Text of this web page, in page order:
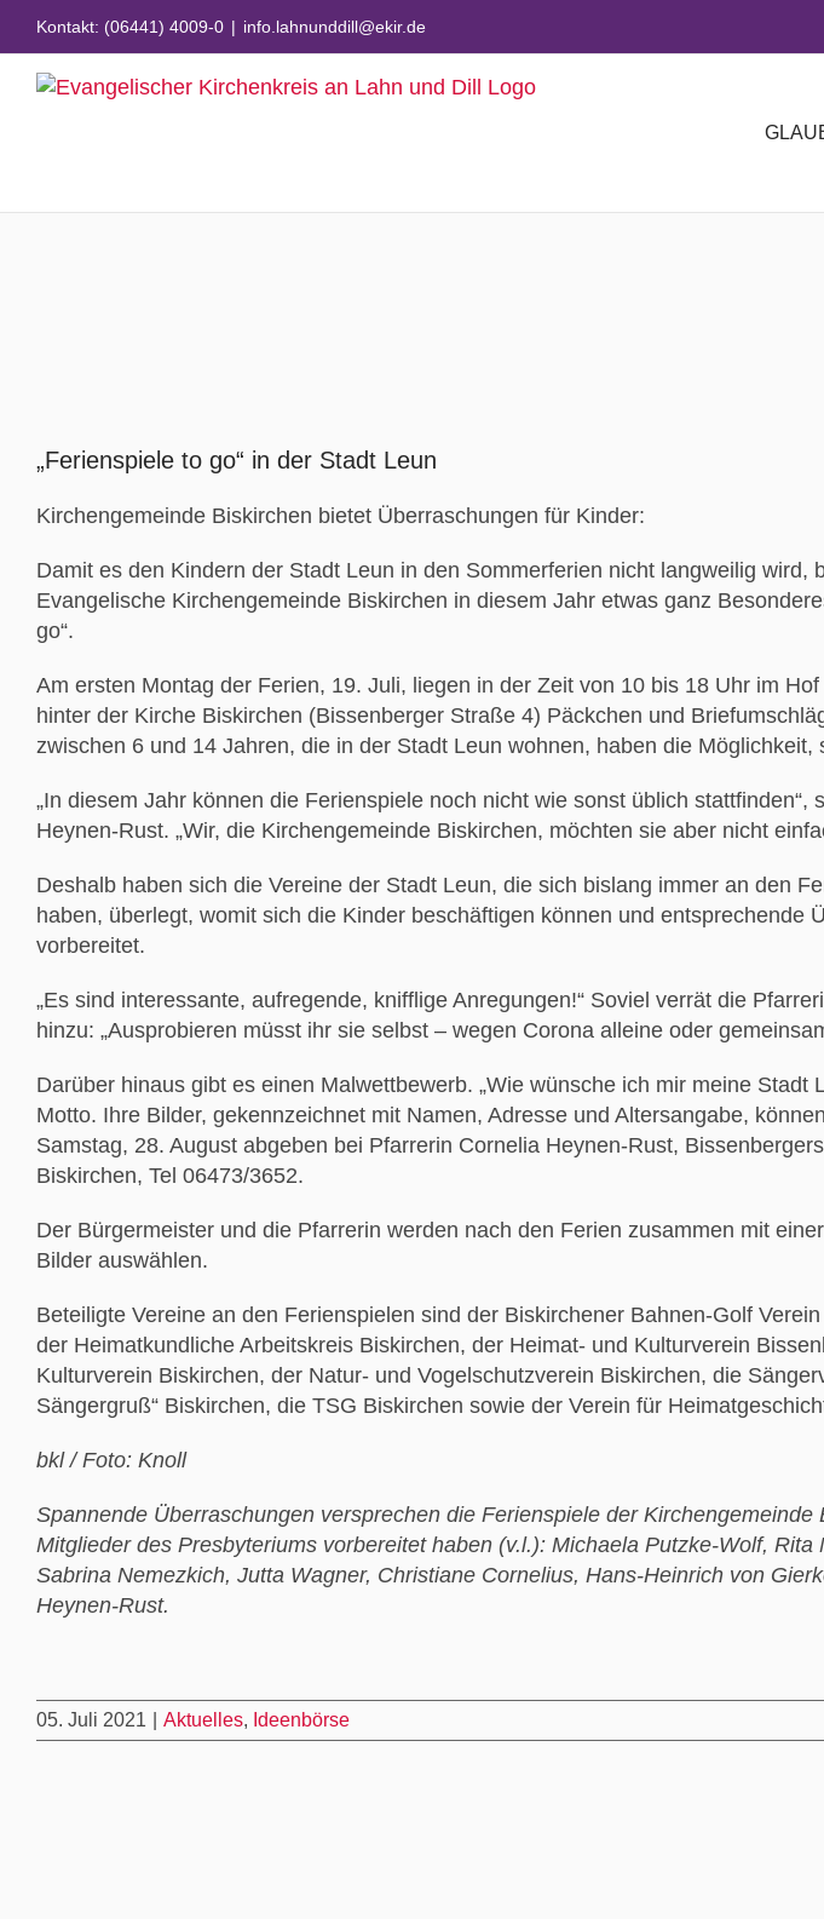
springen
Kontakt: (06441) 4009-0 | info.lahnunddill@ekir.de
grösseres
„Ferienspiele to go“ in der Stadt Leun
Kirchengemeinde Biskirchen bietet Überraschungen für Kinder:
Damit es den Kindern der Stadt Leun in den Sommerferien nicht langweilig wird,
Evangelische Kirchengemeinde Biskirchen in diesem Jahr etwas ganz
go“.
Am ersten Montag der Ferien, 19. Juli, liegen in der Zeit von 10 bis 18 Uhr im
hinter der Kirche Biskirchen (Bissenberger Straße 4) Päckchen und
zwischen 6 und 14 Jahren, die in der Stadt Leun wohnen, haben die Möglichkeit,
„In diesem Jahr können die Ferienspiele noch nicht wie sonst üblich stattfinden“,
Heynen-Rust. „Wir, die Kirchengemeinde Biskirchen, möchten sie aber nicht
Deshalb haben sich die Vereine der Stadt Leun, die sich bislang immer an den
haben, überlegt, womit sich die Kinder beschäftigen können und entsprechende
vorbereitet.
„Es sind interessante, aufregende, knifflige Anregungen!“ Soviel verrät die
hinzu: „Ausprobieren müsst ihr sie selbst – wegen Corona alleine oder
Darüber hinaus gibt es einen Malwettbewerb. „Wie wünsche ich mir meine Stadt
Motto. Ihre Bilder, gekennzeichnet mit Namen, Adresse und Altersangabe,
Samstag, 28. August abgeben bei Pfarrerin Cornelia Heynen-Rust,
Biskirchen, Tel 06473/3652.
Der Bürgermeister und die Pfarrerin werden nach den Ferien zusammen mit
Bilder auswählen.
Beteiligte Vereine an den Ferienspielen sind der Biskirchener Bahnen-Golf Verein
der Heimatkundliche Arbeitskreis Biskirchen, der Heimat- und Kulturverein
Kulturverein Biskirchen, der Natur- und Vogelschutzverein Biskirchen, die
Sängergruß“ Biskirchen, die TSG Biskirchen sowie der Verein für
bkl / Foto: Knoll
Spannende Überraschungen versprechen die Ferienspiele der Kirchengemeinde
Mitglieder des Presbyteriums vorbereitet haben (v.l.): Michaela Putzke-Wolf, Rita
Sabrina Nemezkich, Jutta Wagner, Christiane Cornelius, Hans-Heinrich von
Heynen-Rust.
05. Juli 2021 Aktuelles, Ideenbörse